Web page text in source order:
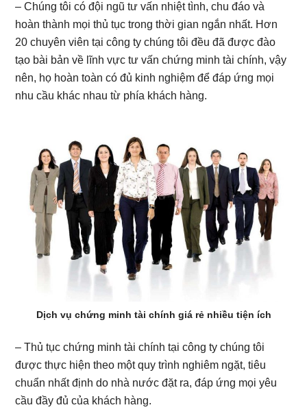
– Chúng tôi có đội ngũ tư vấn nhiệt tình, chu đáo và
hoàn thành mọi thủ tục trong thời gian ngắn nhất. Hơn
20 chuyên viên tại công ty chúng tôi đều đã được đào
tạo bài bản về lĩnh vực tư vấn chứng minh tài chính, vậy
nên, họ hoàn toàn có đủ kinh nghiệm để đáp ứng mọi
nhu cầu khác nhau từ phía khách hàng.
Dịch vụ chứng minh tài chính giá rẻ nhiều tiện ích
– Thủ tục chứng minh tài chính tại công ty chúng tôi
được thực hiện theo một quy trình nghiêm ngặt, tiêu
chuẩn nhất định do nhà nước đặt ra, đáp ứng mọi yêu
cầu đầy đủ của khách hàng.